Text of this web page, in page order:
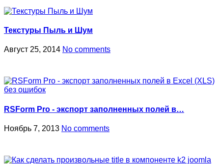
Текстуры Пыль и Шум
Август 25, 2014 No comments
RSForm Pro - экспорт заполненных полей в…
Ноябрь 7, 2013 No comments